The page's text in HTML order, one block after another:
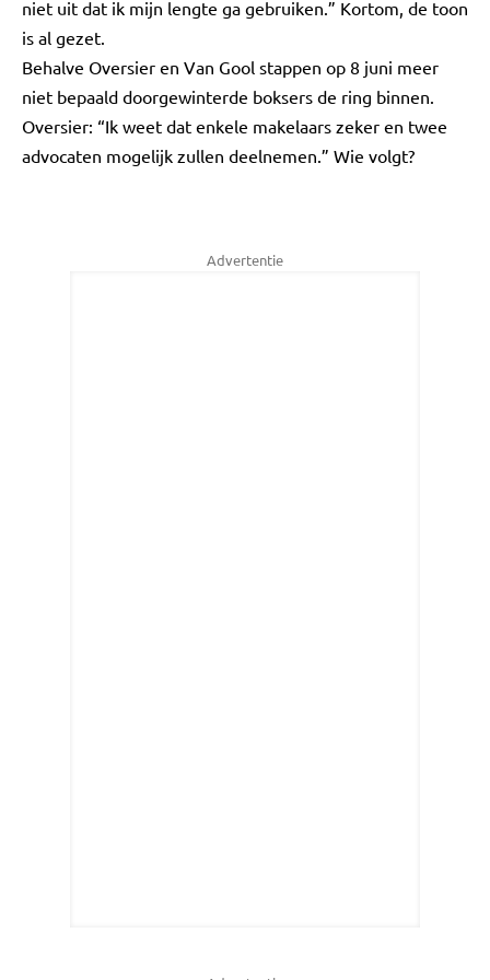
niet uit dat ik mijn lengte ga gebruiken.” Kortom, de toon
is al gezet.
Behalve Oversier en Van Gool stappen op 8 juni meer
niet bepaald doorgewinterde boksers de ring binnen.
Oversier: “Ik weet dat enkele makelaars zeker en twee
advocaten mogelijk zullen deelnemen.” Wie volgt?
Advertentie